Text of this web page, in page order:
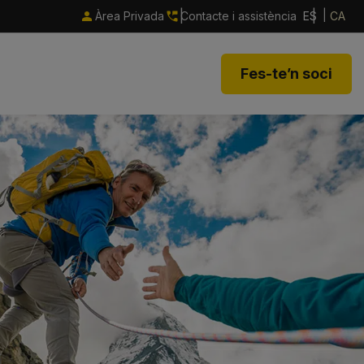
Àrea Privada Contacte i assistència ES CA
Fes-te’n soci